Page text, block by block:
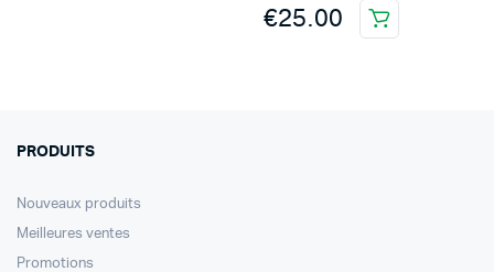
€25.00
PRODUITS
Nouveaux produits
Meilleures ventes
Promotions